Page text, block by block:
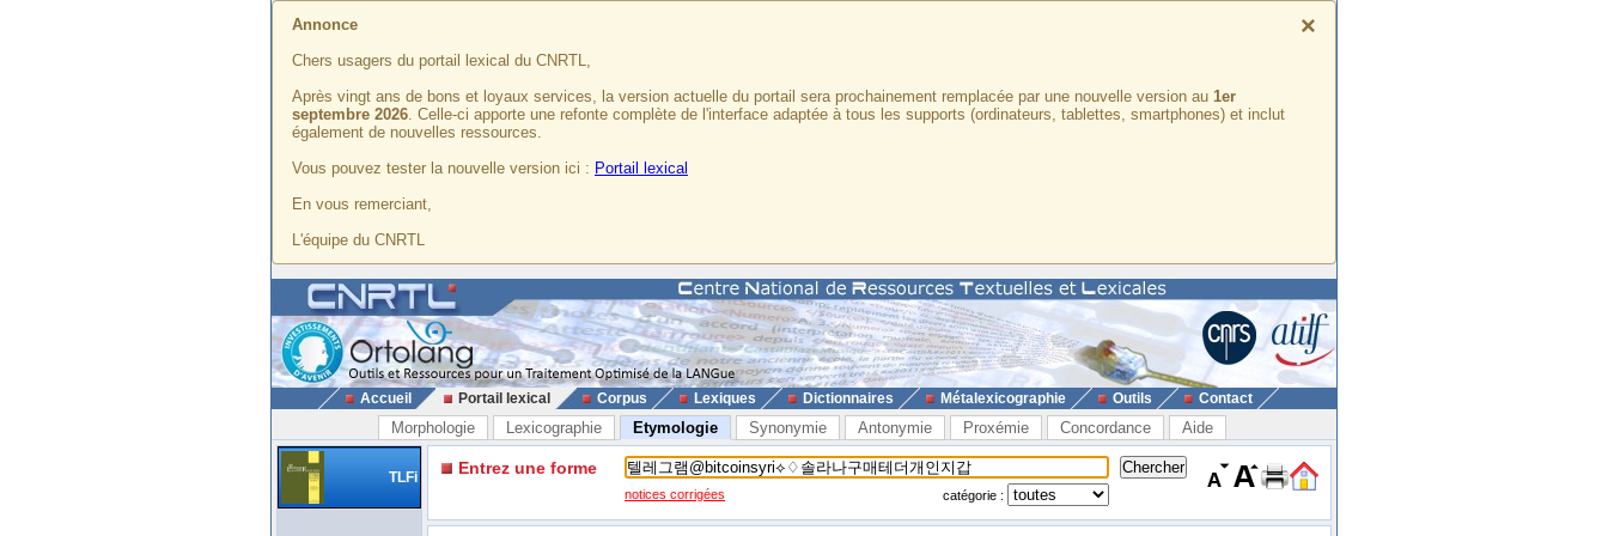
×
Annonce
Chers usagers du portail lexical du CNRTL,
Après vingt ans de bons et loyaux services, la version actuelle du portail sera prochainement remplacée par une nouvelle version au 1er
septembre 2026. Celle-ci apporte une refonte complète de l'interface adaptée à tous les supports (ordinateurs, tablettes, smartphones) et inclut
également de nouvelles ressources.
Vous pouvez tester la nouvelle version ici : Portail lexical
En vous remerciant,
L'équipe du CNRTL
Accueil Portail lexical Corpus Lexiques Dictionnaires Métalexicographie Outils Contact
Morphologie Lexicographie Etymologie Synonymie Antonymie Proxémie Concordance Aide
TLFi Entrez une forme
notices corrigées catégorie :